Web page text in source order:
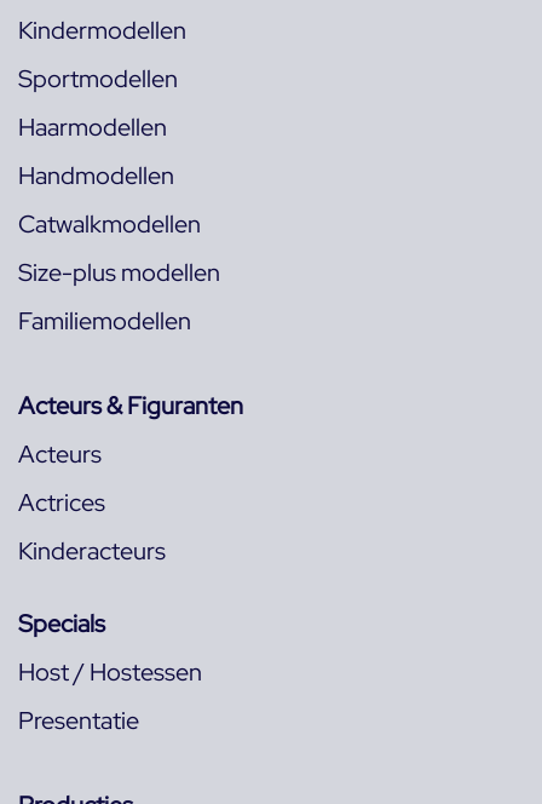
Kindermodellen
Sportmodellen
Haarmodellen
Handmodellen
Catwalkmodellen
Size-plus modellen
Familiemodellen
Acteurs & Figuranten
Acteurs
Actrices
Kinderacteurs
Specials
Host / Hostessen
Presentatie